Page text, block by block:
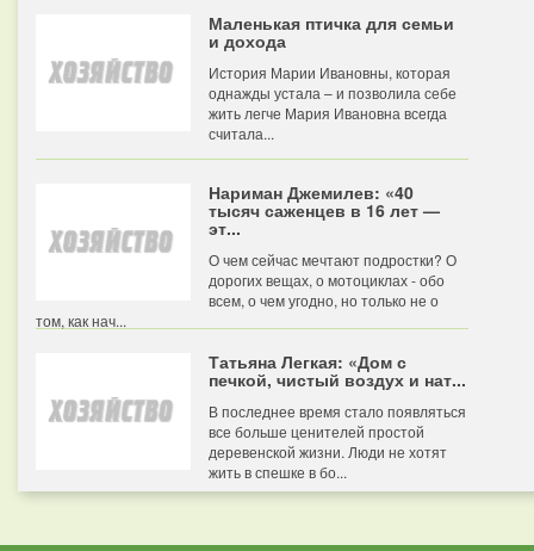
Маленькая птичка для семьи
и дохода
История Марии Ивановны, которая
однажды устала – и позволила себе
жить легче Мария Ивановна всегда
считала...
Нариман Джемилев: «40
тысяч саженцев в 16 лет —
эт...
О чем сейчас мечтают подростки? О
дорогих вещах, о мотоциклах - обо
всем, о чем угодно, но только не о
том, как нач...
Татьяна Легкая: «Дом с
печкой, чистый воздух и нат...
В последнее время стало появляться
все больше ценителей простой
деревенской жизни. Люди не хотят
жить в спешке в бо...